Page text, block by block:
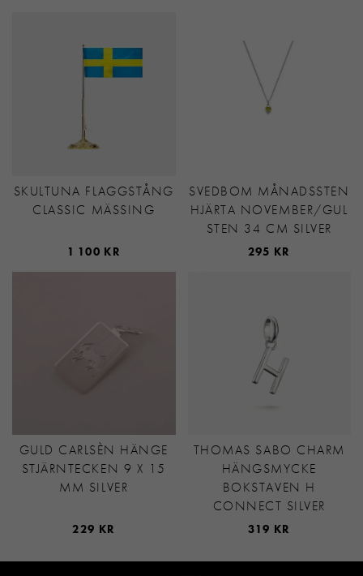
SKULTUNA FLAGGSTÅNG
CLASSIC MÄSSING
1 100 KR
SVEDBOM MÅNADSSTEN
HJÄRTA NOVEMBER/GUL
STEN 34 CM SILVER
295 KR
GULD CARLSÈN HÄNGE
STJÄRNTECKEN 9 X 15
MM SILVER
229 KR
THOMAS SABO CHARM
HÄNGSMYCKE
BOKSTAVEN H
CONNECT SILVER
319 KR